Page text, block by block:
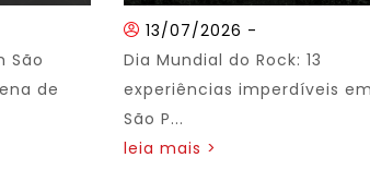
São
de
13/07/2026 -
Dia Mundial do Rock: 13
experiências imperdíveis em
São P...
leia mais >